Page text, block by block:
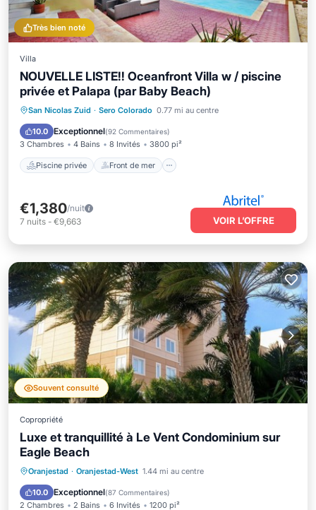
Très bien noté
Villa
NOUVELLE LISTE!! Oceanfront Villa w / piscine
privée et Palapa (par Baby Beach)
San Nicolas Zuid · Sero Colorado 0.77 mi au centre
10.0 Exceptionnel(92 Commentaires)
3 Chambres 4 Bains 8 Invités 3800 pi²
Piscine privée Front de mer
Piscine privée
Front de mer
Petit-déjeuner
Parking
€1,380/nuit
7 nuits - €9,663 VOIR L’OFFRE
Souvent consulté
Copropriété
Luxe et tranquillité à Le Vent Condominium sur
Eagle Beach
Oranjestad · Oranjestad-West 1.44 mi au centre
10.0 Exceptionnel(87 Commentaires)
2 Chambres 2 Bains 6 Invités 1200 pi²
Front de mer Bain à remous
Piscine